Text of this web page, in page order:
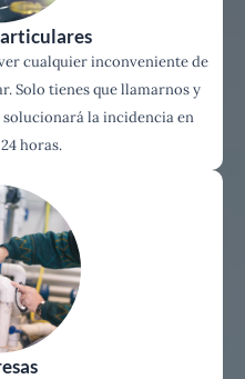
cualquier inconveniente de
Solo tienes que llamarnos y
la incidencia en
horas.